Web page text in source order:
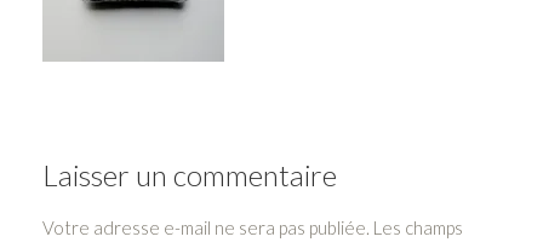
Laisser un commentaire
Votre adresse e-mail ne sera pas publiée. Les champs